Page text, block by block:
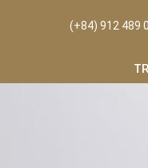
(+84) 912 489